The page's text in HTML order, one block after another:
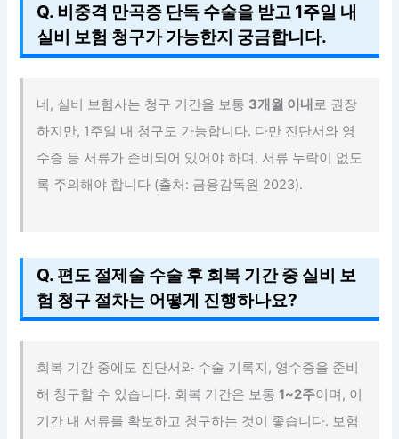
Q. 비중격 만곡증 단독 수술을 받고 1주일 내
실비 보험 청구가 가능한지 궁금합니다.
네, 실비 보험사는 청구 기간을 보통 3개월 이내 로 권장
하지만, 1주일 내 청구도 가능합니다. 다만 진단서와 영
수증 등 서류가 준비되어 있어야 하며, 서류 누락이 없도
록 주의해야 합니다 (출처: 금융감독원 2023).
Q. 편도 절제술 수술 후 회복 기간 중 실비 보
험 청구 절차는 어떻게 진행하나요?
회복 기간 중에도 진단서와 수술 기록지, 영수증을 준비
해 청구할 수 있습니다. 회복 기간은 보통1~2주이며, 이
기간 내 서류를 확보하고 청구하는 것이 좋습니다. 보험